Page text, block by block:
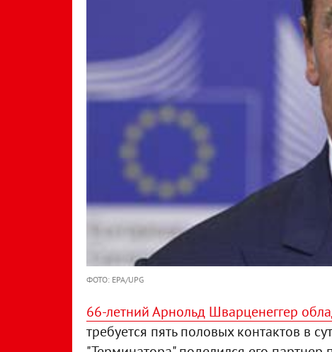
ФОТО: EPA/UPG
66-летний Арнольд Шварценеггер
требуется пять половых контактов в